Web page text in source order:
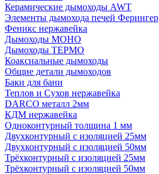
Керамические дымоходы AWT
Элементы дымохода печей Ферингер
Феникс нержавейка
Дымоходы МОНО
Дымоходы ТЕРМО
Коаксиальные дымоходы
Общие детали дымоходов
Баки для бани
Теплов и Сухов нержавейка
DARCO металл 2мм
КДМ нержавейка
Одноконтурный толщина 1 мм
Двухконтурный с изоляцией 25мм
Двухконтурный с изоляцией 50мм
Трёхконтурный с изоляцией 25мм
Трёхконтурный с изоляцией 50мм